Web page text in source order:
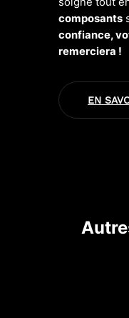
composants
confiance,
remerciera !
EN